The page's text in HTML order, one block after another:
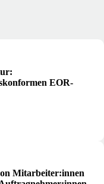
EOR-
Mitarbeiter:innen